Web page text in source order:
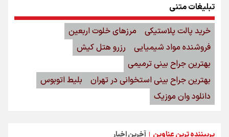
پربیننده ترین عناوین | آخرین اخبار
تبلیغات متنی
خرید پالت پلاستیکی
مرزهای خلوت اربعین
فروشنده مواد شیمیایی
رزرو هتل کیش
بهترین جراح بینی ترمیمی
بهترین جراح بینی استخوانی در تهران
بلیط اتوبوس
دانلود وان موزیک